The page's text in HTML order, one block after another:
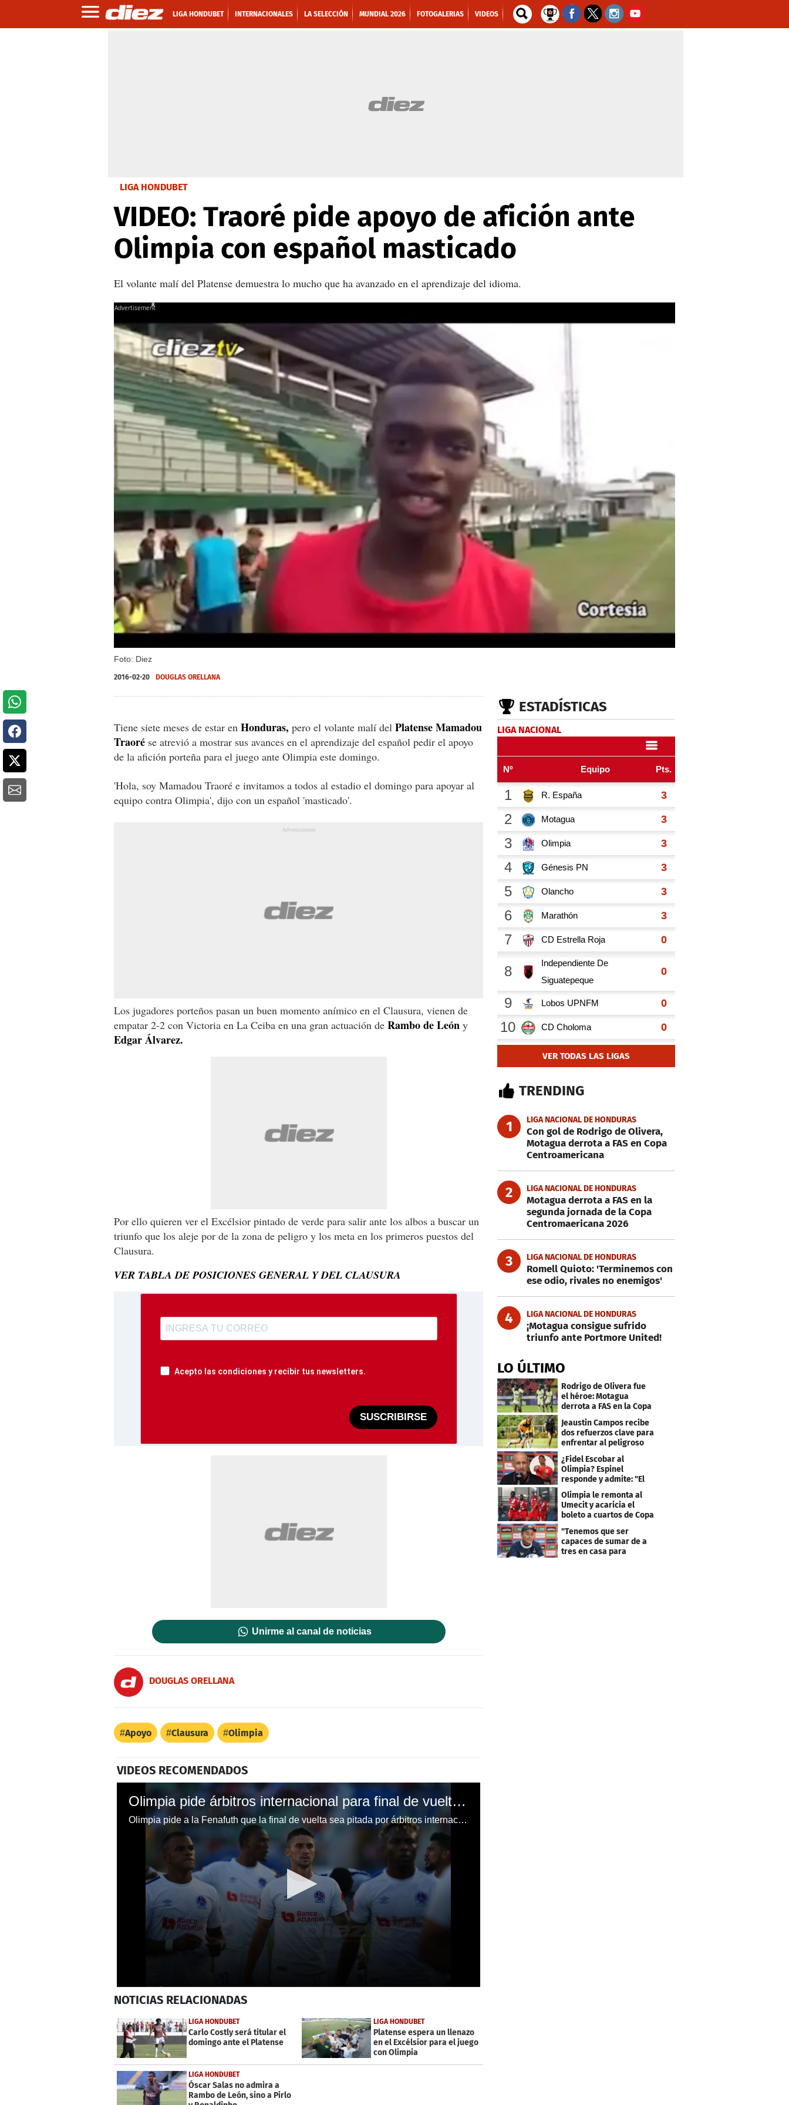
LIGA HONDUBET INTERNACIONALES LA SELECCIÓN MUNDIAL 2026 FOTOGALERIAS VIDEOS
LIGA HONDUBET
VIDEO: Traoré pide apoyo de afición ante
Olimpia con español masticado
El volante malí del Platense demuestra lo mucho que ha avanzado en el aprendizaje del idioma.
Foto: Diez
X
2016-02-20 DOUGLAS ORELLANA
Tiene siete meses de estar en Honduras, pero el volante malí del Platense Mamadou
Traoré se atrevió a mostrar sus avances en el aprendizaje del español pedir el apoyo
de la afición porteña para el juego ante Olimpia este domingo.
'Hola, soy Mamadou Traoré e invitamos a todos al estadio el domingo para apoyar al
equipo contra Olimpia', dijo con un español 'masticado'.
Los jugadores porteños pasan un buen momento anímico en el Clausura, vienen de
empatar 2-2 con Victoria en La Ceiba en una gran actuación de Rambo de León y
Edgar Álvarez.
Por ello quieren ver el Excélsior pintado de verde para salir ante los albos a buscar un
triunfo que los aleje por de la zona de peligro y los meta en los primeros puestos del
Clausura.
VER TABLA DE POSICIONES GENERAL Y DEL CLAUSURA
Acepto las condiciones y recibir tus newsletters.
SUSCRIBIRSE
Unirme al canal de noticias
DOUGLAS ORELLANA
Apoyo Clausura Olimpia
VIDEOS RECOMENDADOS
Olimpia pide árbitros internacional para final de vuelta ante Motagua
Olimpia pide a la Fenafuth que la final de vuelta sea pitada por árbitros internacionales.
seconds
1
minute,
5
secondsVolume
0%
NOTICIAS RELACIONADAS
LIGA HONDUBET
Carlo Costly será titular el
domingo ante el Platense
LIGA HONDUBET
Platense espera un llenazo
en el Excélsior para el juego
con Olimpia
LIGA HONDUBET
Óscar Salas no admira a
Rambo de León, sino a Pirlo
ESTADÍSTICAS
LIGA NACIONAL
VER TODAS LAS LIGAS
TRENDING
1 LIGA NACIONAL DE HONDURAS
Con gol de Rodrigo de Olivera,
Motagua derrota a FAS en Copa
Centroamericana
2 LIGA NACIONAL DE HONDURAS
Motagua derrota a FAS en la
segunda jornada de la Copa
Centromaericana 2026
3 LIGA NACIONAL DE HONDURAS
Romell Quioto: 'Terminemos con
ese odio, rivales no enemigos'
4 LIGA NACIONAL DE HONDURAS
¡Motagua consigue sufrido
triunfo ante Portmore United!
LO ÚLTIMO
Rodrigo de Olivera fue
el héroe: Motagua
derrota a FAS en la Copa
Centroamericana
Jeaustin Campos recibe
dos refuerzos clave para
enfrentar al peligroso
Génesis FC
¿Fidel Escobar al
Olimpia? Espinel
responde y admite: "El
resultado fue corto"
Olimpia le remonta al
Umecit y acaricia el
boleto a cuartos de Copa
"Tenemos que ser
capaces de sumar de a
tres en casa para